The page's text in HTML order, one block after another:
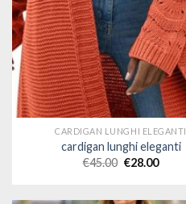
CARDIGAN LUNGHI ELEGANTI
cardigan lunghi eleganti
€45.00 €28.00